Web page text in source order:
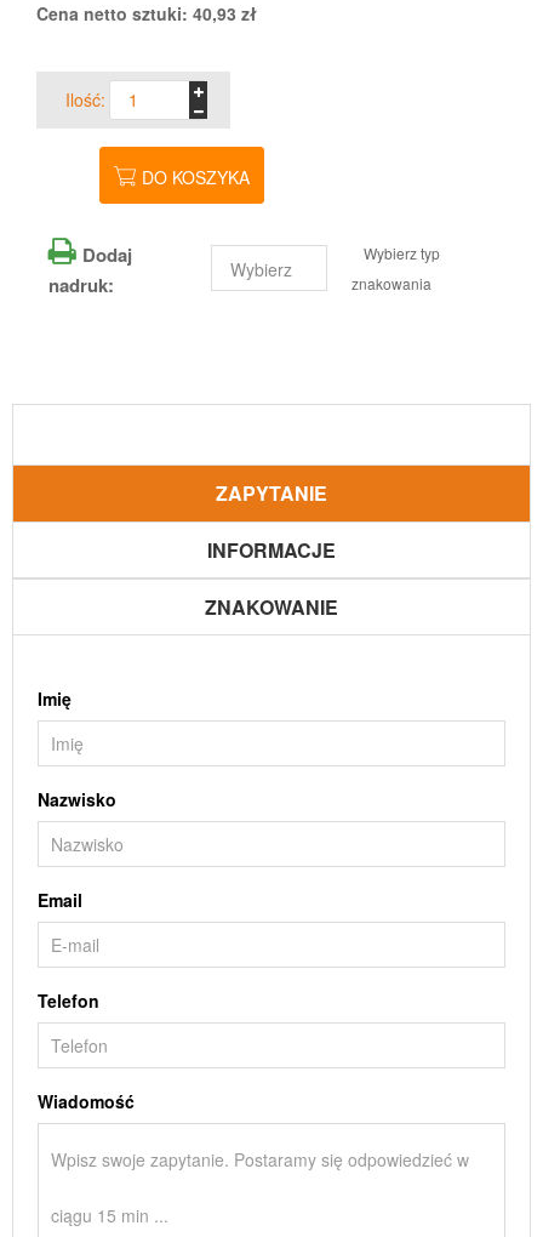
Cena netto sztuki: 40,93 zł
Ilość:
DO KOSZYKA
Dodaj
nadruk:
Wybierz typ
znakowania
ZAPYTANIE
INFORMACJE
ZNAKOWANIE
Imię
Nazwisko
Email
Telefon
Wiadomość